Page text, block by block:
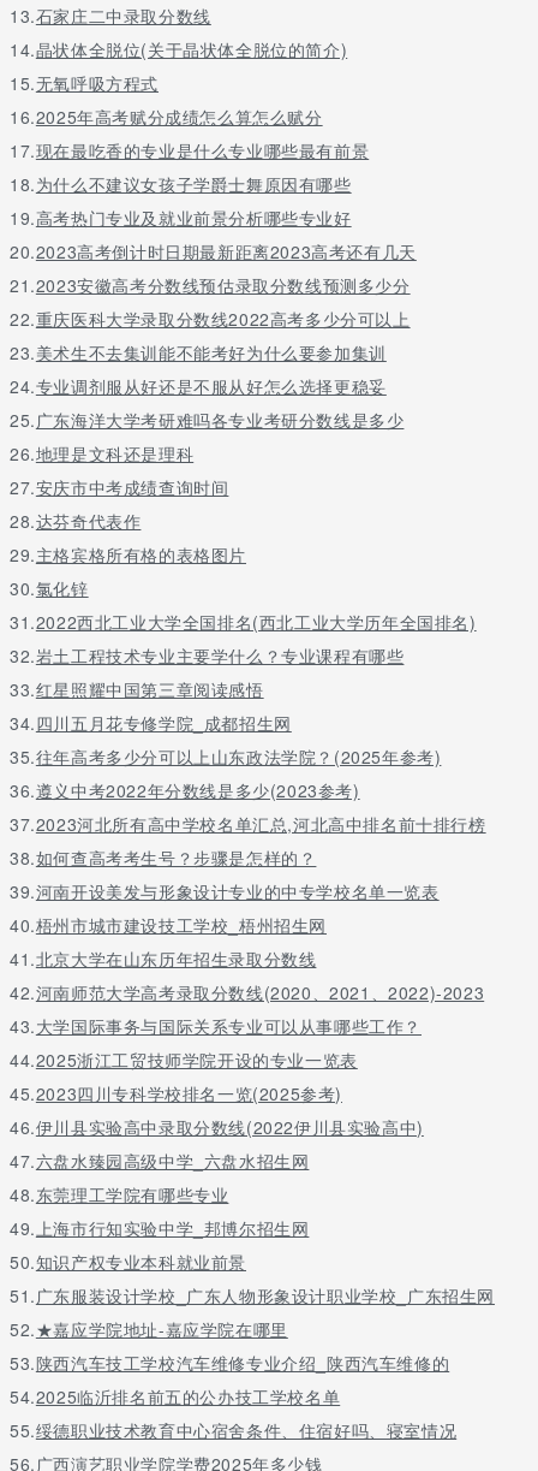
13.石家庄二中录取分数线
14.晶状体全脱位(关于晶状体全脱位的简介)
15.无氧呼吸方程式
16.2025年高考赋分成绩怎么算怎么赋分
17.现在最吃香的专业是什么专业哪些最有前景
18.为什么不建议女孩子学爵士舞原因有哪些
19.高考热门专业及就业前景分析哪些专业好
20.2023高考倒计时日期最新距离2023高考还有几天
21.2023安徽高考分数线预估录取分数线预测多少分
22.重庆医科大学录取分数线2022高考多少分可以上
23.美术生不去集训能不能考好为什么要参加集训
24.专业调剂服从好还是不服从好怎么选择更稳妥
25.广东海洋大学考研难吗各专业考研分数线是多少
26.地理是文科还是理科
27.安庆市中考成绩查询时间
28.达芬奇代表作
29.主格宾格所有格的表格图片
30.氯化锌
31.2022西北工业大学全国排名(西北工业大学历年全国排名)
32.岩土工程技术专业主要学什么？专业课程有哪些
33.红星照耀中国第三章阅读感悟
34.四川五月花专修学院_成都招生网
35.往年高考多少分可以上山东政法学院？(2025年参考)
36.遵义中考2022年分数线是多少(2023参考)
37.2023河北所有高中学校名单汇总,河北高中排名前十排行榜
38.如何查高考考生号？步骤是怎样的？
39.河南开设美发与形象设计专业的中专学校名单一览表
40.梧州市城市建设技工学校_梧州招生网
41.北京大学在山东历年招生录取分数线
42.河南师范大学高考录取分数线(2020、2021、2022)-2023
43.大学国际事务与国际关系专业可以从事哪些工作？
44.2025浙江工贸技师学院开设的专业一览表
45.2023四川专科学校排名一览(2025参考)
46.伊川县实验高中录取分数线(2022伊川县实验高中)
47.六盘水臻园高级中学_六盘水招生网
48.东莞理工学院有哪些专业
49.上海市行知实验中学_邦博尔招生网
50.知识产权专业本科就业前景
51.广东服装设计学校_广东人物形象设计职业学校_广东招生网
52.★嘉应学院地址-嘉应学院在哪里
53.陕西汽车技工学校汽车维修专业介绍_陕西汽车维修的
54.2025临沂排名前五的公办技工学校名单
55.绥德职业技术教育中心宿舍条件、住宿好吗、寝室情况
56.广西演艺职业学院学费2025年多少钱